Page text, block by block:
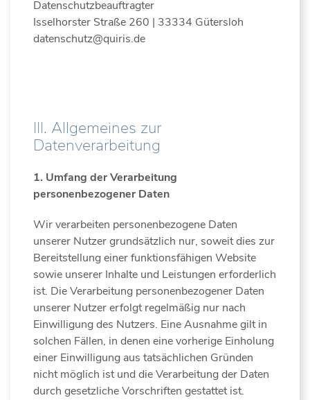
Datenschutzbeauftragter
Isselhorster Straße 260 | 33334 Gütersloh
datenschutz@quiris.de
III. Allgemeines zur
Datenverarbeitung
1. Umfang der Verarbeitung
personenbezogener Daten
Wir verarbeiten personenbezogene Daten
unserer Nutzer grundsätzlich nur, soweit dies zur
Bereitstellung einer funktionsfähigen Website
sowie unserer Inhalte und Leistungen erforderlich
ist. Die Verarbeitung personenbezogener Daten
unserer Nutzer erfolgt regelmäßig nur nach
Einwilligung des Nutzers. Eine Ausnahme gilt in
solchen Fällen, in denen eine vorherige Einholung
einer Einwilligung aus tatsächlichen Gründen
nicht möglich ist und die Verarbeitung der Daten
durch gesetzliche Vorschriften gestattet ist.